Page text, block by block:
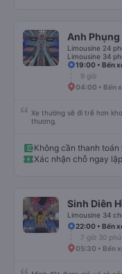
Anh Phụng
Limousine 24
Limousine 34
19:00 • Bến
9 giờ
04:00 • Bến
Xe thường sẽ đi trễ hơn
thương.
Không cần thanh toán
Xác nhận chỗ ngay
Sinh Diên
Limousine 34
22:00 • Bến
7 giờ 30 phút
05:30 • Bến